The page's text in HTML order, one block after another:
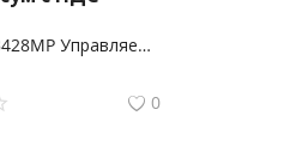
TP-Link SG3428MP Управляемый коммутатор Omada уровня 2+ с 24 гигабитными портами PoE+ и 4 портами SFP
0